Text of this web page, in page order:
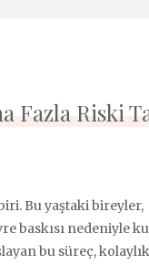
Fazla Riski
Bu yaştaki bireyler,
baskısı nedeniyle
bu süreç,